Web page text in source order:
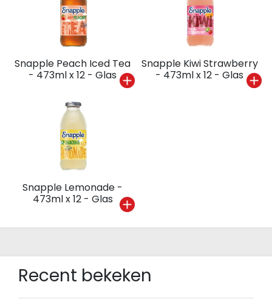
Snapple Peach Iced Tea
- 473ml x 12 - Glas
Snapple Kiwi Strawberry
- 473ml x 12 - Glas
Snapple Lemonade -
473ml x 12 - Glas
Recent bekeken